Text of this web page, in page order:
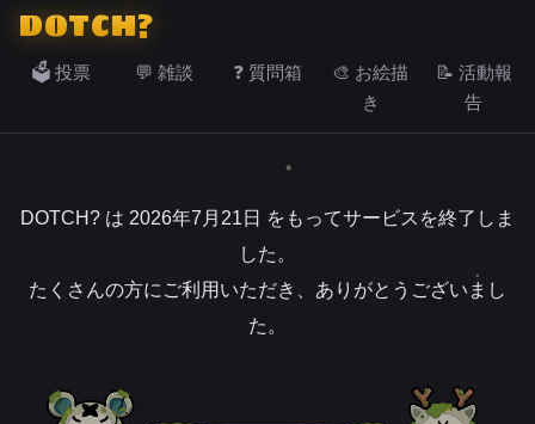
DOTCH?
🗳️ 投票 💬 雑談 ❓ 質問箱
🎨 お絵描
き
📝 活動報
告
DOTCH? は 2026年7月21日 をもってサービスを終了しま
した。
たくさんの方にご利用いただき、ありがとうございまし
た。